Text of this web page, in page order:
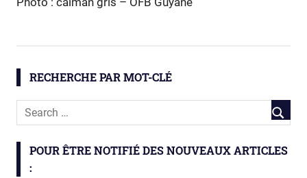
mercure
RECHERCHE PAR MOT-CLÉ
POUR ÊTRE NOTIFIÉ DES NOUVEAUX ARTICLES
: